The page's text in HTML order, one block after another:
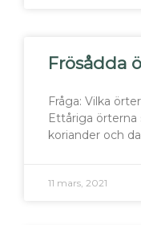
Frösådda
Fråga: Vilka
Ettåriga örterna
koriander och
11 mars, 2021